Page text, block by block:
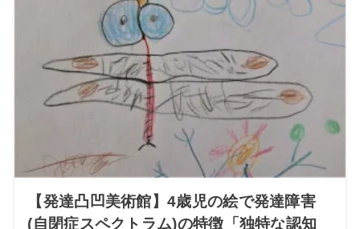
【発達凸凹美術館】4歳児の絵で発達障害
(自閉症スペクトラム)の特徴「独特な認知